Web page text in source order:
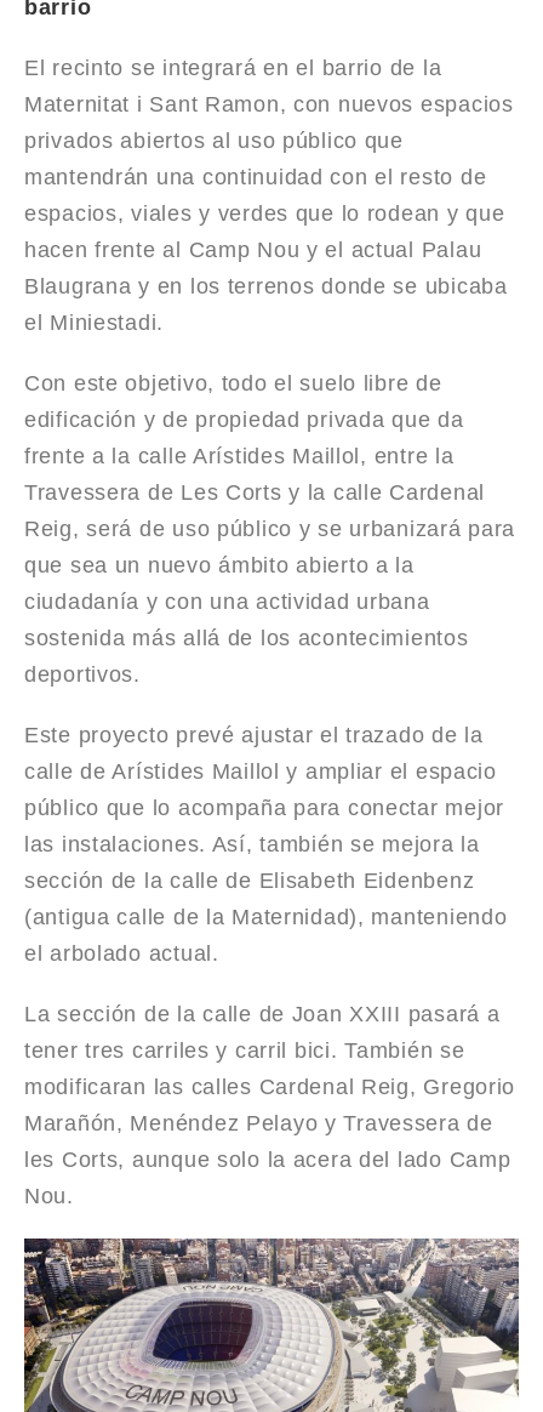
barrio
El recinto se integrará en el barrio de la
Maternitat i Sant Ramon, con nuevos espacios
privados abiertos al uso público que
mantendrán una continuidad con el resto de
espacios, viales y verdes que lo rodean y que
hacen frente al Camp Nou y el actual Palau
Blaugrana y en los terrenos donde se ubicaba
el Miniestadi.
Con este objetivo, todo el suelo libre de
edificación y de propiedad privada que da
frente a la calle Arístides Maillol, entre la
Travessera de Les Corts y la calle Cardenal
Reig, será de uso público y se urbanizará para
que sea un nuevo ámbito abierto a la
ciudadanía y con una actividad urbana
sostenida más allá de los acontecimientos
deportivos.
Este proyecto prevé ajustar el trazado de la
calle de Arístides Maillol y ampliar el espacio
público que lo acompaña para conectar mejor
las instalaciones. Así, también se mejora la
sección de la calle de Elisabeth Eidenbenz
(antigua calle de la Maternidad), manteniendo
el arbolado actual.
La sección de la calle de Joan XXIII pasará a
tener tres carriles y carril bici. También se
modificaran las calles Cardenal Reig, Gregorio
Marañón, Menéndez Pelayo y Travessera de
les Corts, aunque solo la acera del lado Camp
Nou.